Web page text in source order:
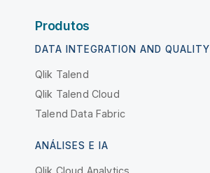
Produtos
DATA INTEGRATION AND QUALITY
Qlik Talend
Qlik Talend Cloud
Talend Data Fabric
ANÁLISES E IA